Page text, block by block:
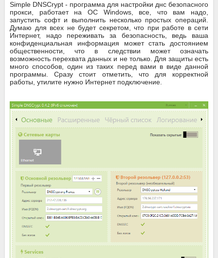
Simple DNSCrypt - программа для настройки днс безопасного
прокси, работает на ОС Windows, все, что вам надо,
запустить софт и выполнить несколько простых операций.
Думаю для всех не будет секретом, что при работе в сети
Интернет, надо переживать за безопасность, ведь ваша
конфиденциальная информация может стать достоянием
общественности, что в следствии может означать
возможность перехвата данных и не только. Для защиты есть
много способов, один из таких перед вами в виде данной
программы. Сразу стоит отметить, что для корректной
работы, утилите нужно Интернет подключение.